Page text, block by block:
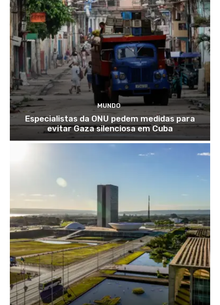
MUNDO
Especialistas da ONU pedem medidas para
evitar Gaza silenciosa em Cuba